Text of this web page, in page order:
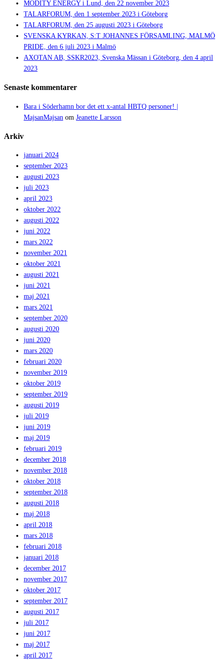
MODITY ENERGY i Lund, den 22 november 2023
TALARFORUM, den 1 september 2023 i Göteborg
TALARFORUM, den 25 augusti 2023 i Göteborg
SVENSKA KYRKAN, S:T JOHANNES FÖRSAMLING, MALMÖ
PRIDE, den 6 juli 2023 i Malmö
AXOTAN AB, SSKR2023, Svenska Mässan i Göteborg, den 4 april
2023
Senaste kommentarer
Bara i Söderhamn bor det ett x-antal HBTQ personer! |
MajsanMajsan om Jeanette Larsson
Arkiv
januari 2024
september 2023
augusti 2023
juli 2023
april 2023
oktober 2022
augusti 2022
juni 2022
mars 2022
november 2021
oktober 2021
augusti 2021
juni 2021
maj 2021
mars 2021
september 2020
augusti 2020
juni 2020
mars 2020
februari 2020
november 2019
oktober 2019
september 2019
augusti 2019
juli 2019
juni 2019
maj 2019
februari 2019
december 2018
november 2018
oktober 2018
september 2018
augusti 2018
maj 2018
april 2018
mars 2018
februari 2018
januari 2018
december 2017
november 2017
oktober 2017
september 2017
augusti 2017
juli 2017
juni 2017
maj 2017
april 2017